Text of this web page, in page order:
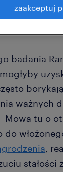
na
badania
ważnych
Mowa tu o
do
,
stałości
zaakceptuj